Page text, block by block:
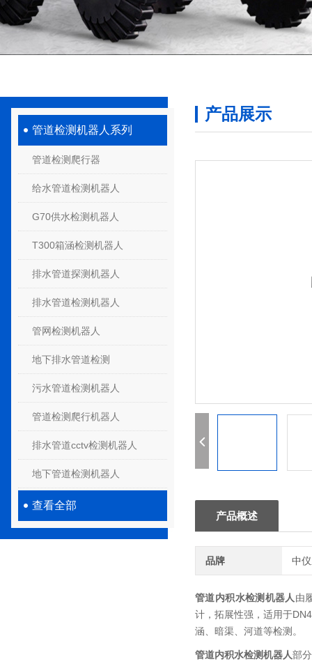
管道检测机器人系列
管道检测爬行器
给水管道检测机器人
G70供水检测机器人
T300箱涵检测机器人
排水管道探测机器人
排水管道检测机器人
管网检测机器人
地下排水管道检测
污水管道检测机器人
管道检测爬行机器人
排水管道cctv检测机器人
地下管道检测机器人
查看全部
产品展示
产品概述
品牌 中
管道内积水检测机器人 由
计，拓展性强，适用于
涵、暗渠、河道等检测。
管道内积水检测机器人部